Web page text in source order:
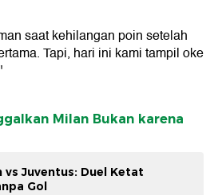
saat kehilangan poin setelah
Tapi, hari ini kami tampil oke
Milan Bukan karena
vs Juventus: Duel Ketat
Gol